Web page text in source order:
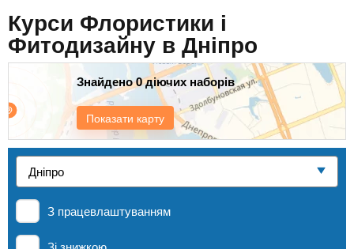
r
i
e
n
t
в
ч
а
ь
и
ЗВО (ВНЗ)
Коледжі
Курси
MBA
т
у
т
Курси Флористики і
Фитодизайну в Дніпро
Показати карту
Знайдено 0 діючих наборів
З працевлаштуванням